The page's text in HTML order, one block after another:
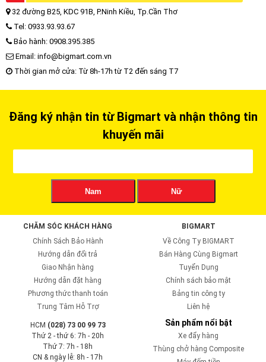
32 đường B25, KDC 91B, P.Ninh Kiều, Tp.Cần Thơ
Tel: 0933.93.93.67
Bảo hành: 0908.395.385
Email: info@bigmart.com.vn
Thời gian mở cửa: Từ 8h-17h từ T2 đến sáng T7
Đăng ký nhận tin từ Bigmart và nhận thông tin
khuyến mãi
Nam Nữ
CHĂM SÓC KHÁCH HÀNG
Chính Sách Bảo Hành
Hướng dẫn đổi trả
Giao Nhận hàng
Hướng dẫn đặt hàng
Phương thức thanh toán
Trung Tâm Hỗ Trợ
BIGMART
Về Công Ty BIGMART
Bán Hàng Cùng Bigmart
Tuyển Dụng
Chính sách bảo mật
Bảng tin công ty
Liên hệ
HCM (028) 73 00 99 73
Thứ 2 - thứ 6: 7h - 20h
Thứ 7: 7h - 18h
CN & ngày lễ: 8h - 17h
Sản phẩm nổi bật
Xe đẩy hàng
Thùng chở hàng Composite